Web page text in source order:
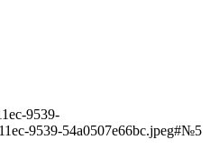
9539-
9539-54a0507e66bc.jpeg#№5